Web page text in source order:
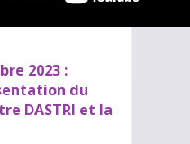
2023 :
du
DASTRI et la